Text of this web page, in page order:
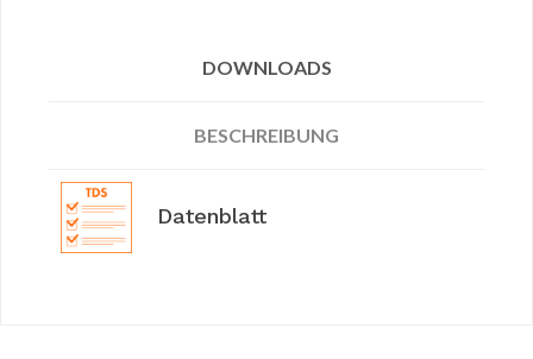
DOWNLOADS
BESCHREIBUNG
Datenblatt